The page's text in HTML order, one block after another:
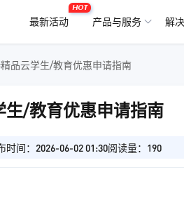
最新活动
HOT
产品与服务 解
品云学生/教育优惠申请指南
生/教育优惠申请指南
时间：2026-06-02 01:30阅读量：190